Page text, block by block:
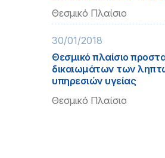
Θεσμικό Πλαίσιο
30/01/2018
Θεσμικό πλαίσιο
δικαιωμάτων των
υπηρεσιών υγείας
Θεσμικό Πλαίσιο